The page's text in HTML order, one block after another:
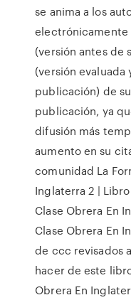
se anima a los
electrónicamente
(versión antes de
(versión evaluada
publicación) de
publicación, ya
difusión más
aumento en su
comunidad La
Inglaterra 2 |
Clase Obrera En
Clase Obrera En
de ccc revisados
hacer de este
Obrera En